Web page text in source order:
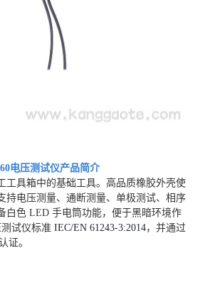
电压测试仪产品简介
工具箱中的基础工具。高品质橡胶外壳使
持电压测量、通断测量、单极测试、相序
白色 LED 手电筒功能，便于黑暗环境作
测试仪标准IEC/EN 61243-3:2014，并通过
证。